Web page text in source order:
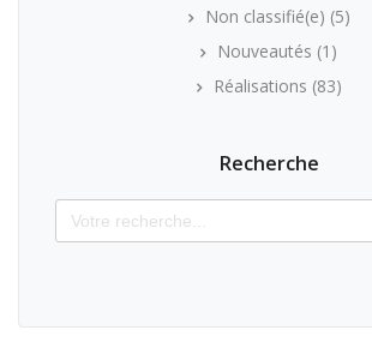
Non classifié(e) (5)
Nouveautés (1)
Réalisations (83)
Recherche
Search
for: